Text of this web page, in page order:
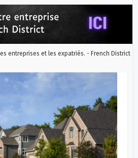
entreprises et les expatriés. - French District